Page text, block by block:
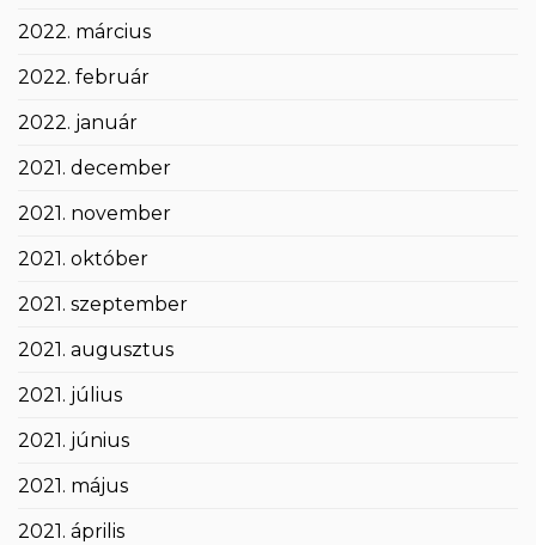
2022. március
2022. február
2022. január
2021. december
2021. november
2021. október
2021. szeptember
2021. augusztus
2021. július
2021. június
2021. május
2021. április